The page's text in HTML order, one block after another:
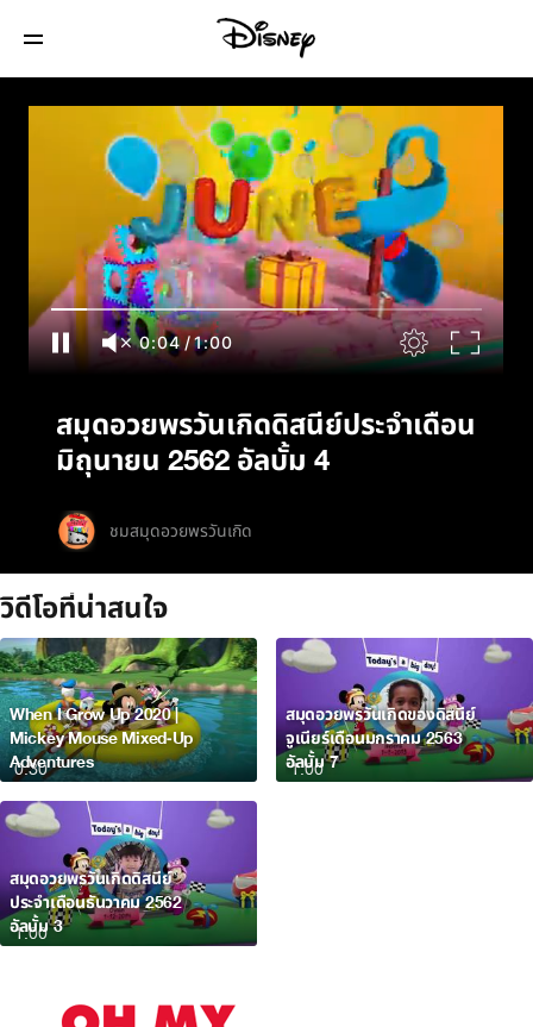
สมุดอวยพรวันเกิดดิสนีย์ประจำเดือนมิถุนายน
2562 อัลบั้ม 4
0:05/1:00
สมุดอวยพรวันเกิดดิสนีย์ประจำเดือน
มิถุนายน 2562 อัลบั้ม 4
ชมสมุดอวยพรวันเกิด
วิดีโอที่น่าสนใจ
0:30
When I Grow Up 2020 |
Mickey Mouse Mixed-Up
Adventures
1:00
สมุดอวยพรวันเกิดของดิสนีย์
จูเนียร์เดือนมกราคม 2563
อัลบั้ม 7
1:00
สมุดอวยพรวันเกิดดิสนีย์
ประจำเดือนธันวาคม 2562
อัลบั้ม 3